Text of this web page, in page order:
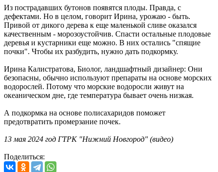
Из пострадавших бутонов появятся плоды. Правда, с
дефектами. Но в целом, говорит Ирина, урожаю - быть.
Привой от дикого дерева к еще маленькой сливе оказался
качественным - морозоустойчив. Спасти остальные плодовые
деревья и кустарники еще можно. В них остались "спящие
почки". Чтобы их разбудить, нужно дать подкормку.
Ирина Калистратова, Биолог, ландшафтный дизайнер: Они
безопасны, обычно используют препараты на основе морских
водорослей. Потому что морские водоросли живут на
океаническом дне, где температура бывает очень низкая.
А подкормка на основе полисахаридов поможет
предотвратить промерзание почек.
13 мая 2024 год ГТРК "Нижний Новгород" (видео)
Поделиться: